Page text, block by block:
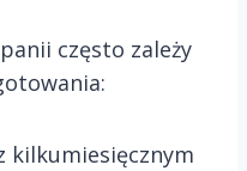
często zależy
kilkumiesięcznym